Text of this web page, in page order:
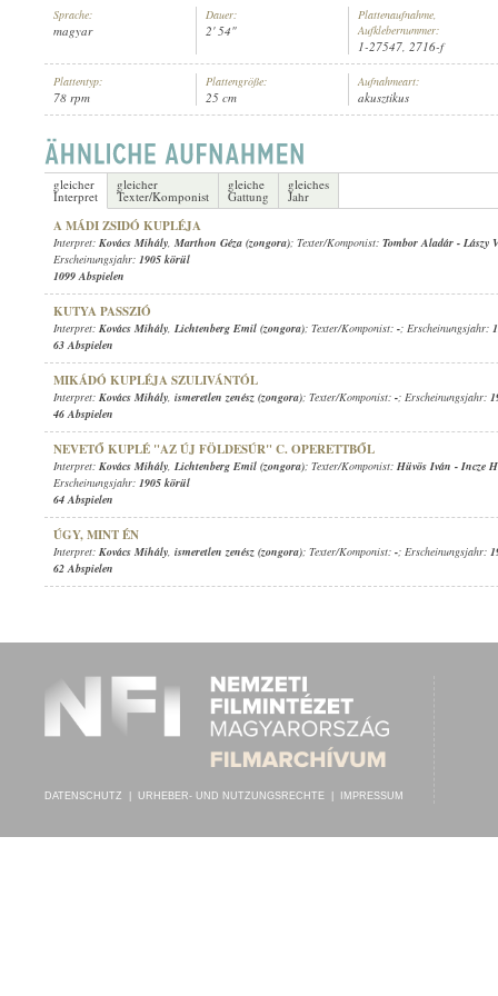
Sprache:
magyar
Dauer:
2' 54"
Plattenaufnahme,
Aufklebernummer:
1-27547, 2716-f
Plattentyp:
78 rpm
Plattengröße:
25 cm
Aufnahmeart:
akusztikus
gleicher
Interpret
gleicher
Texter/Komponist
gleiche
Gattung
gleiches
Jahr
A MÁDI ZSIDÓ KUPLÉJA
Interpret: Kovács Mihály, Marthon Géza (zongora); Texter/Komponist: Tombor Aladár - Lászy
Erscheinungsjahr: 1905 körül
1099 Abspielen
KUTYA PASSZIÓ
Interpret: Kovács Mihály, Lichtenberg Emil (zongora); Texter/Komponist: -; Erscheinungsjahr:
63 Abspielen
MIKÁDÓ KUPLÉJA SZULIVÁNTÓL
Interpret: Kovács Mihály, ismeretlen zenész (zongora); Texter/Komponist: -; Erscheinungsjahr:
46 Abspielen
NEVETŐ KUPLÉ "AZ ÚJ FÖLDESÚR" C. OPERETTBŐL
Interpret: Kovács Mihály, Lichtenberg Emil (zongora); Texter/Komponist: Hüvös Iván - Incze
Erscheinungsjahr: 1905 körül
64 Abspielen
ÚGY, MINT ÉN
Interpret: Kovács Mihály, ismeretlen zenész (zongora); Texter/Komponist: -; Erscheinungsjahr:
62 Abspielen
DATENSCHUTZ URHEBER- UND NUTZUNGSRECHTE IMPRESSUM